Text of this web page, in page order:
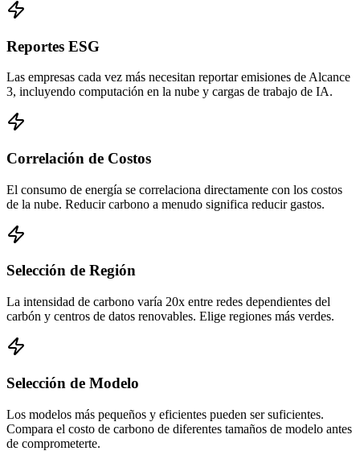
Reportes ESG
Las empresas cada vez más necesitan reportar emisiones de Alcance
3, incluyendo computación en la nube y cargas de trabajo de IA.
Correlación de Costos
El consumo de energía se correlaciona directamente con los costos
de la nube. Reducir carbono a menudo significa reducir gastos.
Selección de Región
La intensidad de carbono varía 20x entre redes dependientes del
carbón y centros de datos renovables. Elige regiones más verdes.
Selección de Modelo
Los modelos más pequeños y eficientes pueden ser suficientes.
Compara el costo de carbono de diferentes tamaños de modelo antes
de comprometerte.